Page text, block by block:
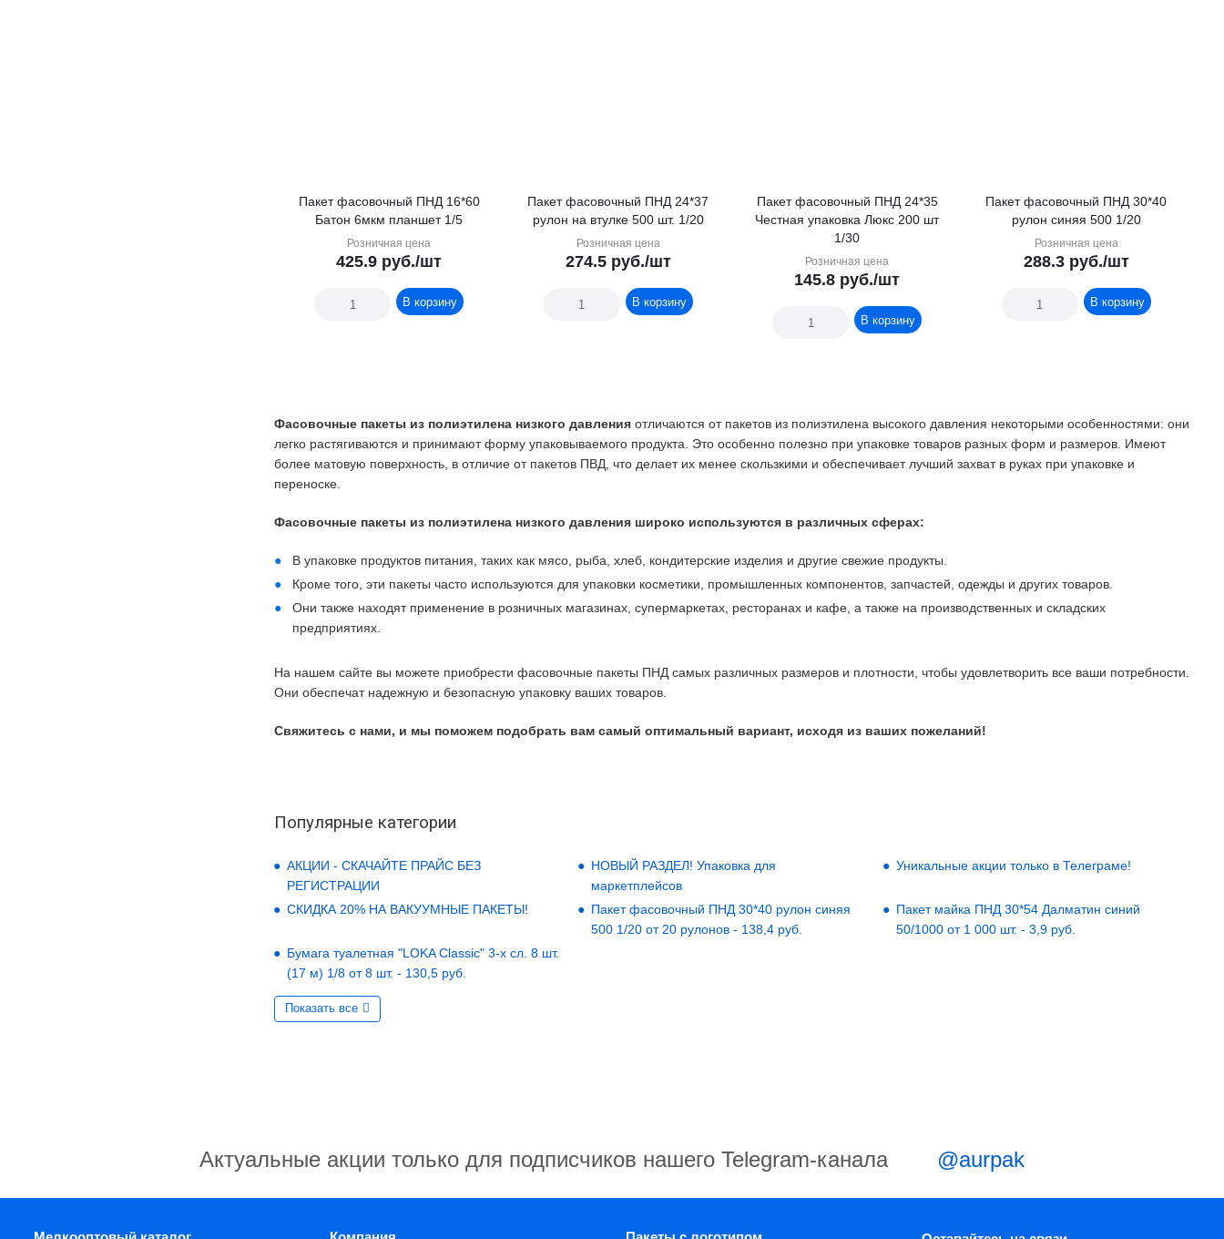
Пакет фасовочный ПНД 16*60
Батон 6мкм планшет 1/5
Розничная цена
425.9 руб./шт
В корзину
Пакет фасовочный ПНД 24*37
рулон на втулке 500 шт. 1/20
Розничная цена
274.5руб./шт
В корзину
Пакет фасовочный ПНД 24*35
Честная упаковка Люкс 200 шт
1/30
Розничная цена
145.8 руб./шт
В корзину
Пакет фасовочный ПНД 30*40
рулон синяя 500 1/20
Розничная цена
288.3руб./шт
В корзину
Фасовочные пакеты из полиэтилена низкого давления отличаются от пакетов из полиэтилена высокого давления некоторыми особенностями: они
легко растягиваются и принимают форму упаковываемого продукта. Это особенно полезно при упаковке товаров разных форм и размеров. Имеют
более матовую поверхность, в отличие от пакетов ПВД, что делает их менее скользкими и обеспечивает лучший захват в руках при упаковке и
переноске.
Фасовочные пакеты из полиэтилена низкого давления широко используются в различных сферах:
В упаковке продуктов питания, таких как мясо, рыба, хлеб, кондитерские изделия и другие свежие продукты.
Кроме того, эти пакеты часто используются для упаковки косметики, промышленных компонентов, запчастей, одежды и других товаров.
Они также находят применение в розничных магазинах, супермаркетах, ресторанах и кафе, а также на производственных и складских
предприятиях.
На нашем сайте вы можете приобрести фасовочные пакеты ПНД самых различных размеров и плотности, чтобы удовлетворить все ваши потребности.
Они обеспечат надежную и безопасную упаковку ваших товаров.
Свяжитесь с нами, и мы поможем подобрать вам самый оптимальный вариант, исходя из ваших пожеланий!
Популярные категории
АКЦИИ - СКАЧАЙТЕ ПРАЙС БЕЗ
РЕГИСТРАЦИИ
НОВЫЙ РАЗДЕЛ! Упаковка для
маркетплейсов
Уникальные акции только в Телеграме!
СКИДКА 20% НА ВАКУУМНЫЕ ПАКЕТЫ!
Пакет фасовочный ПНД 30*40 рулон синяя
500 1/20 от 20 рулонов - 138,4 руб.
Пакет майка ПНД 30*54 Далматин синий
50/1000 от 1 000 шт. - 3,9 руб.
Бумага туалетная "LOKA Classic" 3-х сл. 8 шт.
(17 м) 1/8 от 8 шт. - 130,5 руб.
Показать все
Актуальные акции только для подписчиков нашего Telegram-канала @aurpak